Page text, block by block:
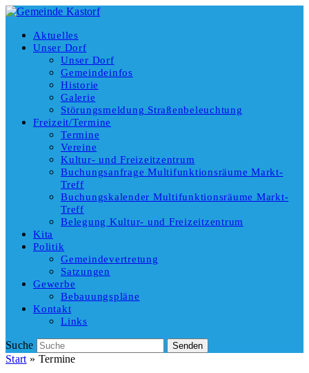
Aktuelles
Unser Dorf
Unser Dorf
Gemeindeinfos
Historie
Galerie
Störungsmeldung Straßenbeleuchtung
Freizeit/Termine
Termine
Vereine
Kultur- und Freizeitzentrum
Buchungsanfrage Multifunktionsräume Markt-
Treff
Buchungskalender Multifunktionsräume Markt-
Treff
Belegung Kultur- und Freizeitzentrum
Kita
Politik
Gemeindevertretung
Satzungen
Gewerbe
Bebauungspläne
Kontakt
Links
Suche Senden
Start » Termine